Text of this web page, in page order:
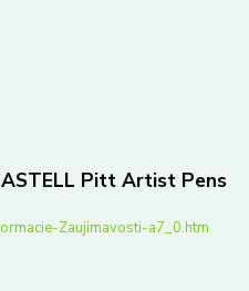
Pitt Artist Pens
Zaujimavosti-a7_0.htm